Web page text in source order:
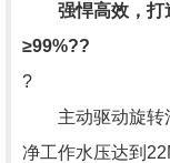
强悍高效，打
≥99%??
?
主动驱动旋转
净工作水压达到